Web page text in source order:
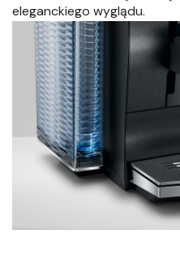
eleganckiego wyglądu.